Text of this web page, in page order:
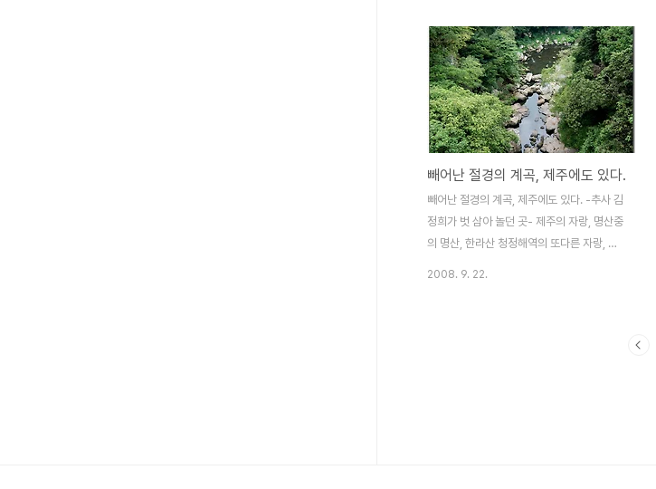
원래 지명은 물메(물뫼)이었으나 한자로 표기
하면서 지금의 수산(水山)이 되었다고 한다.
수산봉 산꼭대기에는 조선시대에 위급한 상
황을 알리는 봉화대가 있었으며 또 작은 연못
도 있었다고 한다. 오늘날은 물이 있었다는
흔적을 전혀 찾을 수 없어서, 연못이라는 곳
이 지금의 저수지부근이라는 이야기도 있다.
어쨌든 이곳은 물이 귀한 제주도에 풍부한 수
자원이 있었던 곳이었으니 조선시대부터 많
은 사람들의 삶의 터전이었음을 짐작..
빼어난 절경의 계곡, 제주에도 있다.
빼어난 절경의 계곡, 제주에도 있다. -추사 김
정희가 벗 삼아 놀던 곳- 제주의 자랑, 명산중
의 명산, 한라산 청정해역의 또다른 자랑, 해
2008. 9. 22.